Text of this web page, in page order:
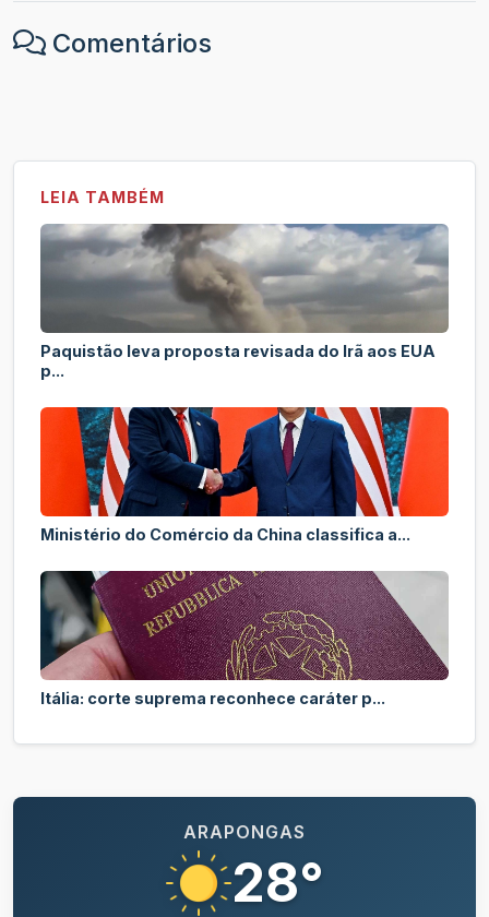
Comentários
LEIA TAMBÉM
Paquistão leva proposta revisada do Irã aos EUA
p...
Ministério do Comércio da China classifica a...
Itália: corte suprema reconhece caráter p...
ARAPONGAS
28°